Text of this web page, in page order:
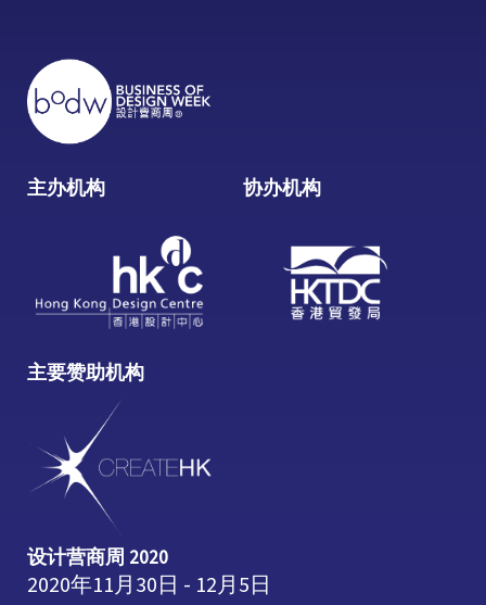
主办机构 协办机构
主要赞助机构
设计营商周 2020
2020年11月30日 - 12月5日